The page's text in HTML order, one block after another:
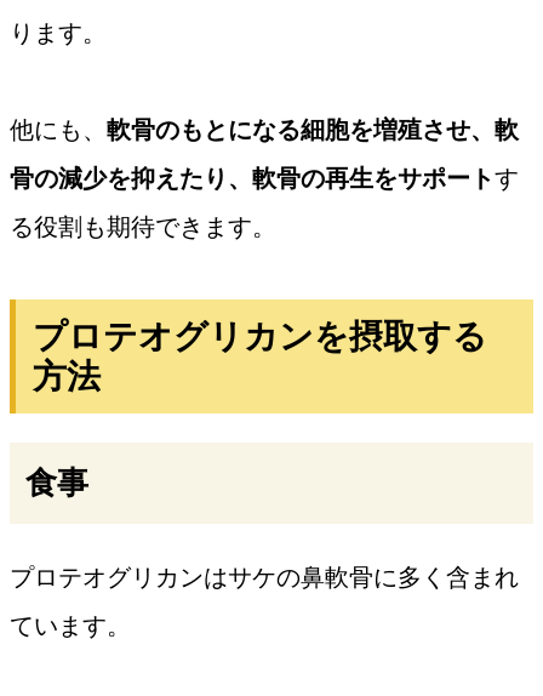
ります。
他にも、 軟骨のもとになる細胞を増殖させ、軟
骨の減少を抑えたり、軟骨の再生をサポートす
る役割も期待できます。
プロテオグリカンを摂取する
方法
食事
プロテオグリカンはサケの鼻軟骨に多く含まれ
ています。